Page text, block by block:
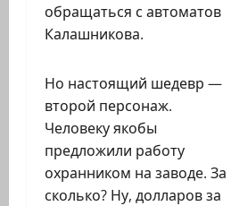
обращаться с автоматов
Калашникова.
Но настоящий шедевр —
второй персонаж.
Человеку якобы
предложили работу
охранником на заводе. За
сколько? Ну, долларов за